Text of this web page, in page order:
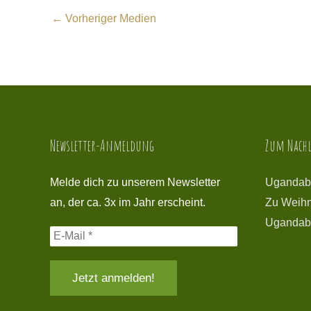
← Vorheriger Medien
Newsletter-Anmeldung
Melde dich zu unserem Newsletter
an, der ca. 3x im Jahr erscheint.
Zum
Zu